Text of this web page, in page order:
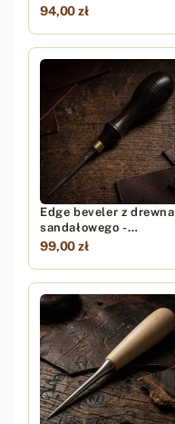
94,00 zł
Edge beveler z drewna
sandałowego -
#1,2,3,4,5
99,00 zł